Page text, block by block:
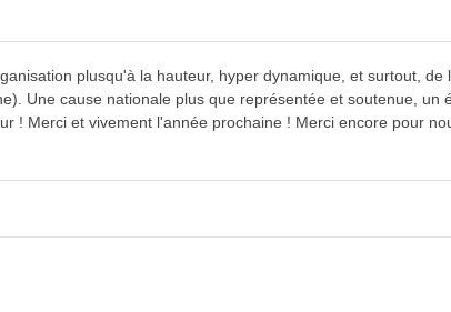
plusqu'à la hauteur, hyper dynamique, et surtout,
Une cause nationale plus que représentée et soutenue, un
! Merci et vivement l'année prochaine ! Merci encore pour